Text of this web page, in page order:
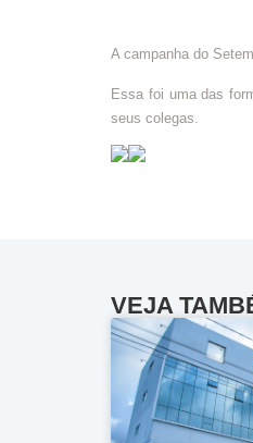
A campanha do
Essa foi uma das
seus colegas.
VEJA